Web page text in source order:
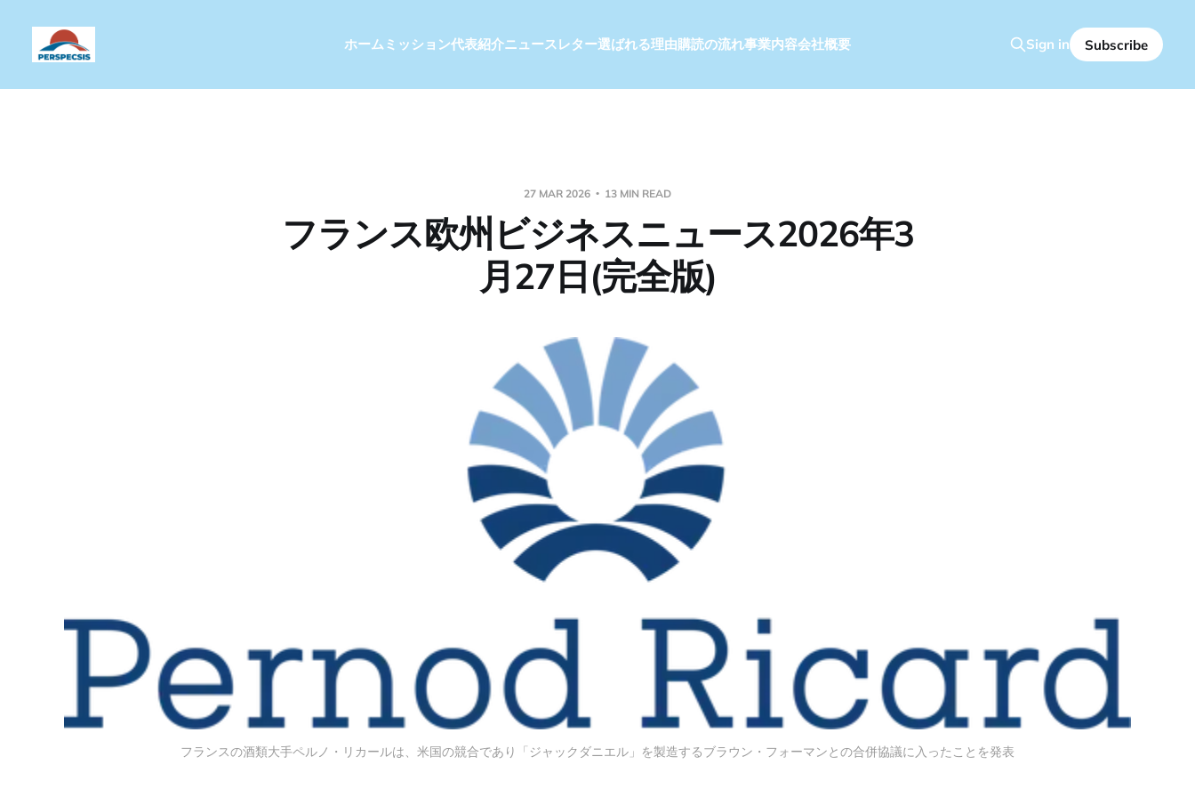
ホームミッション代表紹介ニュースレター選ばれる理由購読の流れ事業内容会社概要 Sign in Subscribe
27 MAR 2026 13 MIN READ
フランス欧州ビジネスニュース2026年3
月27日(完全版)
フランスの酒類大手ペルノ・リカールは、米国の競合であり「ジャックダニエル」を製造するブラウン・フォーマンとの合併協議に入ったことを発表